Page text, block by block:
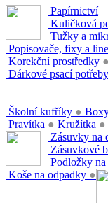
Papírnictví
Kuličková
Tužky a
Popisovače, fixy a
Korekční prostředky ●
Dárkové psací potřeby
Školní kufříky ●
Pravítka ● Kružítka ●
Zásuvky na
Zásuvkové
Podložky na
Koše na odpadky ●